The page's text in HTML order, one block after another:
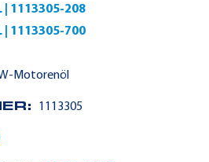
| 1113305-208
| 1113305-700
Motorenöl
1113305